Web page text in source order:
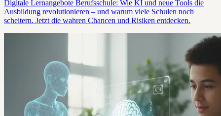
Digitale Lernangebote Berufsschule: Wie KI und neue Tools die
Ausbildung revolutionieren – und warum viele Schulen noch
scheitern. Jetzt die wahren Chancen und Risiken entdecken.